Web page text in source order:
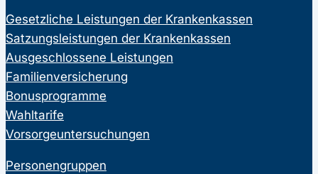
Gesetzliche Leistungen der Krankenkassen
Satzungsleistungen der Krankenkassen
Ausgeschlossene Leistungen
Familienversicherung
Bonusprogramme
Wahltarife
Vorsorgeuntersuchungen
Personengruppen